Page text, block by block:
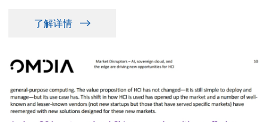
生态构建能力四个维度的基础上，综合考虑自主可控程度、全面兼容
能力、产业链带动能力、可用好用程度，通过定量数据分析和定性评
了解详情